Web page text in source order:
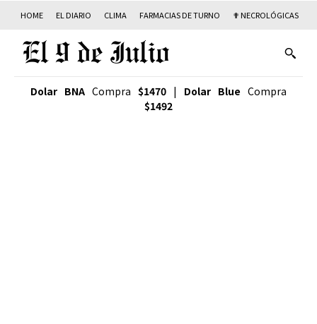
HOME EL DIARIO CLIMA FARMACIAS DE TURNO ✟ NECROLÓGICAS
Dolar BNA Compra $1470 | Dolar Blue Compra
$1492